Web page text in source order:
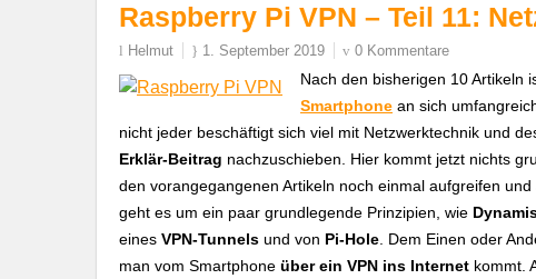
Raspberry Pi VPN – Teil 11:
Helmut 1. September 2019 0 Kommentare
Nach den bisherigen 10 Artikeln
Smartphone an sich
nicht jeder beschäftigt sich viel mit Netzwerktechnik und
Erklär-Beitrag nachzuschieben. Hier kommt jetzt nichts
den vorangegangenen Artikeln noch einmal aufgreifen
geht es um ein paar grundlegende Prinzipien, wie
eines VPN-Tunnels und von Pi-Hole . Dem Einen oder
man vom Smartphone über ein VPN ins Internet kommt.